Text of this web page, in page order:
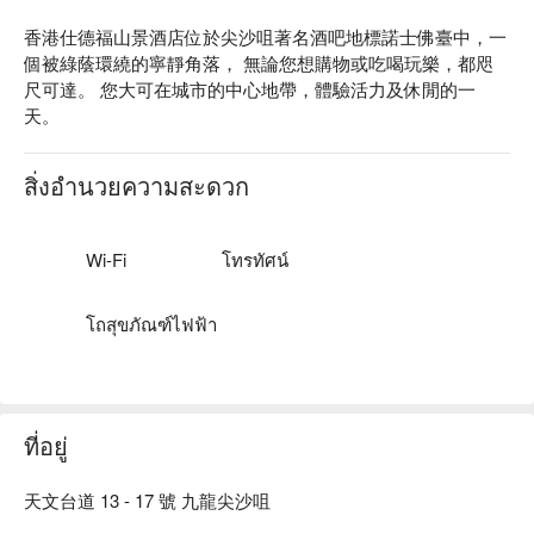
香港仕德福山景酒店位於尖沙咀著名酒吧地標諾士佛臺中，一
個被綠蔭環繞的寧靜角落， 無論您想購物或吃喝玩樂，都咫
尺可達。 您大可在城市的中心地帶，體驗活力及休閒的一
天。
สิ่งอำนวยความสะดวก
Wi-Fi โทรทัศน์
โถสุขภัณฑ์ไฟฟ้า
ที่อยู่
天文台道 13 - 17 號 九龍尖沙咀